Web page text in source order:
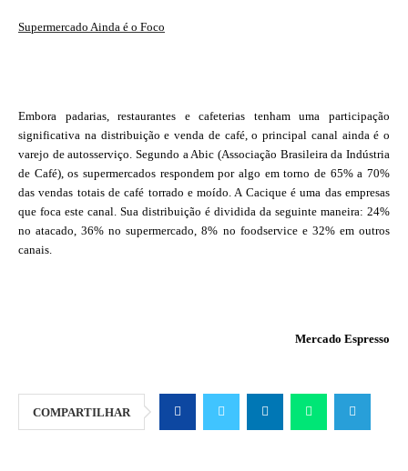
Supermercado Ainda é o Foco
Embora padarias, restaurantes e cafeterias tenham uma participação
significativa na distribuição e venda de café, o principal canal ainda é o
varejo de autosserviço. Segundo a Abic (Associação Brasileira da Indústria
de Café), os supermercados respondem por algo em torno de 65% a 70%
das vendas totais de café torrado e moído. A Cacique é uma das empresas
que foca este canal. Sua distribuição é dividida da seguinte maneira: 24%
no atacado, 36% no supermercado, 8% no foodservice e 32% em outros
canais.
Mercado Espresso
COMPARTILHAR